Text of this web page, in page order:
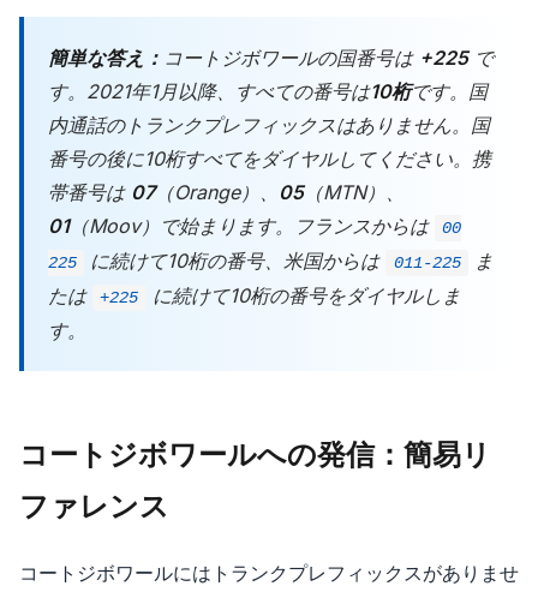
簡単な答え： コートジボワールの国番号は +225で
す。2021年1月以降、すべての番号は10桁です。国
内通話のトランクプレフィックスはありません。国
番号の後に10桁すべてをダイヤルしてください。携
帯番号は 07（Orange）、 05（MTN）、
01（Moov）で始まります。フランスからは
00
225
に続けて10桁の番号、米国からは 011-225
ま
たは
+225
に続けて10桁の番号をダイヤルしま
す。
コートジボワールへの発信：簡易リ
ファレンス
コートジボワールにはトランクプレフィックスがありませ